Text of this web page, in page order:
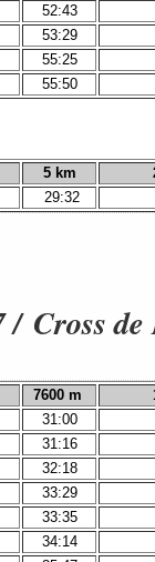
52:43
53:29
55:25
55:50
5 km
29:32
/ Cross
7600 m
31:00
31:16
32:18
33:29
33:35
34:14